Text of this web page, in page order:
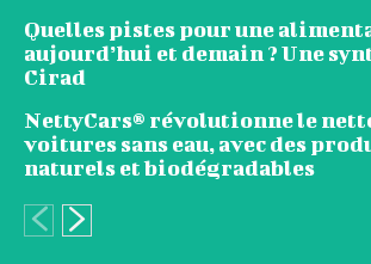
Quelles pistes pour une
aujourd’hui et demain ? Une
Cirad
NettyCars® révolutionne le
voitures sans eau, avec des
naturels et biodégradables